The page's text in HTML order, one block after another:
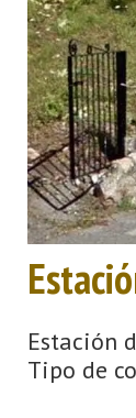
Estación
Tipo de